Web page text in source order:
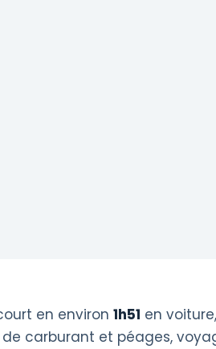
en environ 1h51 en
carburant et péages,